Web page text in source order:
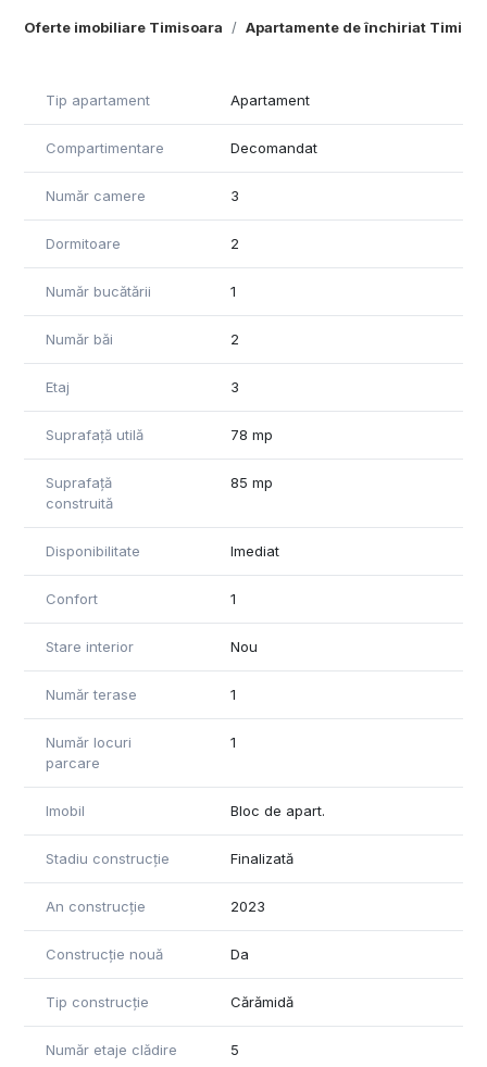
Oferte imobiliare Timisoara Apartamente de închiriat
Se percep doua garantii
Tip apartament Apartament
Compartimentare Decomandat
Număr camere 3
Dormitoare 2
Număr bucătării 1
Număr băi 2
Etaj 3
Suprafață utilă 78 mp
Suprafață
construită
85 mp
Disponibilitate Imediat
Confort 1
Stare interior Nou
Număr terase 1
Număr locuri
parcare
1
Imobil Bloc de apart.
Stadiu construcție Finalizată
An construcție 2023
Construcție nouă Da
Tip construcție Cărămidă
Număr etaje clădire 5